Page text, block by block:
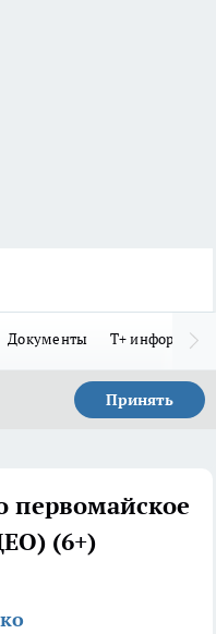
Документы Т+
Принять
первомайское
(6+)